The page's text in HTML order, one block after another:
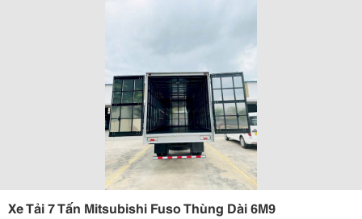
Xe Tải 7 Tấn Mitsubishi Fuso Thùng Dài 6M9